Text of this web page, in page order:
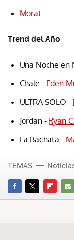
Morat
Trend del Año
Una Noche en
Chale - Eden
ULTRA SOLO -
Jordan - Ryan
La Bachata -
FACEBOOKTWITTER
E-
TEMAS